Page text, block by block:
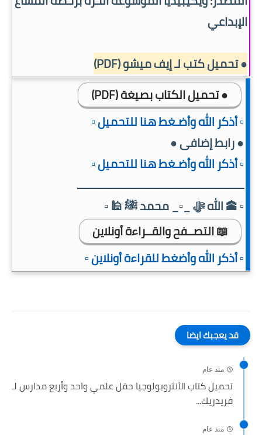
الإبداعي
● تحميل كتب لـ إيف ميشو (PDF)
● تحميل الكتاب بصيغة (PDF)
▫️ أذكر الله وأضـغط هنا للتحميل ▫️
● رابط إضافى ●
▫️ أذكر الله وأضـغط هنا للتحميل ▫️
ـــــــــــــــــــــــــــــــــــــــــــــــــــــــــ
▫️ 🕋 الله ﷻ _▫️_ محمد ﷺ 🕌 ▫️
📖 التصــفح والقــراءة أونلاين
▫️ أذكر الله وأضغط للقراءة أونلاين ▫️
قد يعجبك ايضا
منذ عام
تحميل كتاب الأنثروبولوجيا حقل علمي واحد وأربع مدارس لـ
فريدريك...
منذ عام